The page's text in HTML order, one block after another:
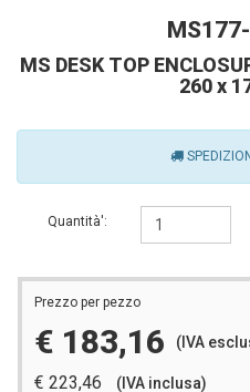
MS DESK TOP
260 x
Quantità':
Prezzo per pezzo
€ 183,16 (IVA
€ 223,46 (IVA inclusa)